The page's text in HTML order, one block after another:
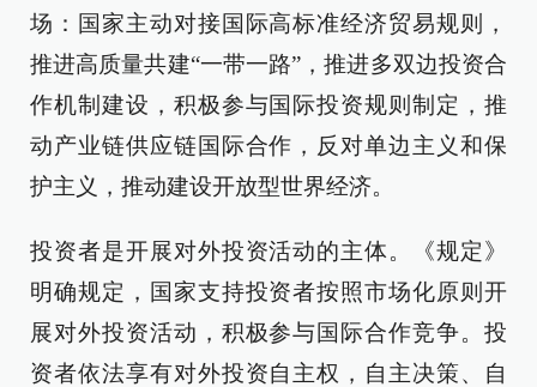
场：国家主动对接国际高标准经济贸易规则，
推进高质量共建“一带一路”，推进多双边投资合
作机制建设，积极参与国际投资规则制定，推
动产业链供应链国际合作，反对单边主义和保
护主义，推动建设开放型世界经济。
投资者是开展对外投资活动的主体。《规定》
明确规定，国家支持投资者按照市场化原则开
展对外投资活动，积极参与国际合作竞争。投
资者依法享有对外投资自主权，自主决策、自